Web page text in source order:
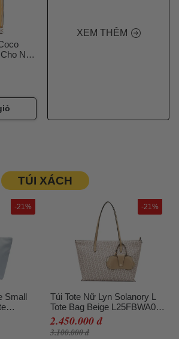
Nữ,
XEM THÊM
TÚI XÁCH
Small
-21%
Túi Tote Nữ Lyn Solanory L
Tote Bag Beige L25FBWA009
Màu Be
2.450.000 đ
3.100.000 đ
-21%